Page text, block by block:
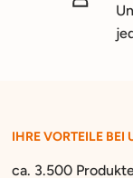
IHRE VORTEILE BEI
ca. 3.500